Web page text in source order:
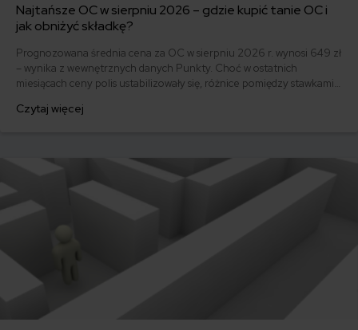
Najtańsze OC w sierpniu 2026 – gdzie kupić tanie OC i
jak obniżyć składkę?
Prognozowana średnia cena za OC w sierpniu 2026 r. wynosi 649 zł
– wynika z wewnętrznych danych Punkty. Choć w ostatnich
miesiącach ceny polis ustabilizowały się, różnice pomiędzy stawkami
500 zł, inni – powyżej 1500 zł. Gdzie znaleźć najtańsze OC w Polsce
Czytaj więcej